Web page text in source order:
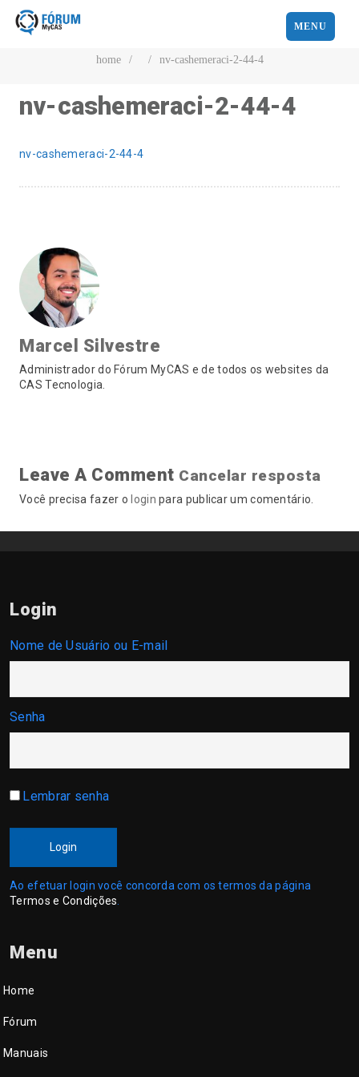
MENU
home / / nv-cashemeraci-2-44-4
nv-cashemeraci-2-44-4
nv-cashemeraci-2-44-4
Marcel Silvestre
Administrador do Fórum MyCAS e de todos os websites da
CAS Tecnologia.
Leave A Comment Cancelar resposta
Você precisa fazer o login para publicar um comentário.
Login
Nome de Usuário ou E-mail
Senha
Lembrar senha
Login
Ao efetuar login você concorda com os termos da página
Termos e Condições
Menu
Home
Fórum
Manuais